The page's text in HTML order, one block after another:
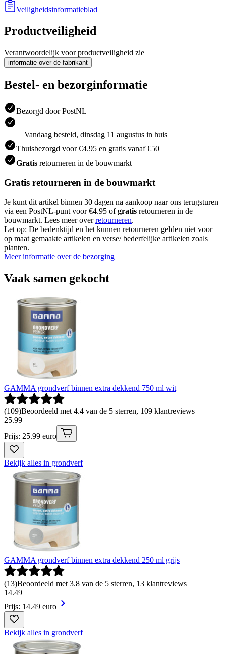
Veiligheidsinformatieblad
Productveiligheid
Verantwoordelijk voor productveiligheid zie
informatie over de fabrikant
Bestel- en bezorginformatie
Bezorgd door PostNL
Vandaag besteld, dinsdag 11 augustus in huis
Thuisbezorgd voor €4.95 en gratis vanaf €50
Gratis retourneren in de bouwmarkt
Gratis retourneren in de bouwmarkt
Je kunt dit artikel binnen 30 dagen na aankoop naar ons terugsturen
via een PostNL-punt voor €4.95 ofgratis retourneren in de
bouwmarkt. Lees meer overretourneren.
Let op: De bedenktijd en het kunnen retourneren gelden niet voor
op maat gemaakte artikelen en verse/ bederfelijke artikelen zoals
planten.
Meer informatie over de bezorging
Vaak samen gekocht
GAMMA grondverf binnen extra dekkend 750 ml wit
(109)Beoordeeld met 4.4 van de 5 sterren, 109 klantreviews
25.99
Prijs: 25.99 euro
Bekijk alles in grondverf
GAMMA grondverf binnen extra dekkend 250 ml grijs
(13)Beoordeeld met 3.8 van de 5 sterren, 13 klantreviews
14.49
Prijs: 14.49 euro
Bekijk alles in grondverf